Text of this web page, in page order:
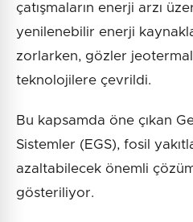
çatışmaların enerji arzı
yenilenebilir enerji
zorlarken, gözler
teknolojilere çevrildi.
Bu kapsamda öne çıkan
Sistemler (EGS), fosil
azaltabilecek önemli
gösteriliyor.